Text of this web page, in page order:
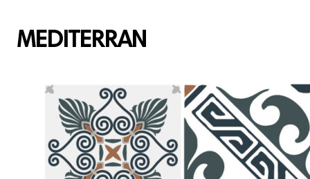
MEDITERRAN